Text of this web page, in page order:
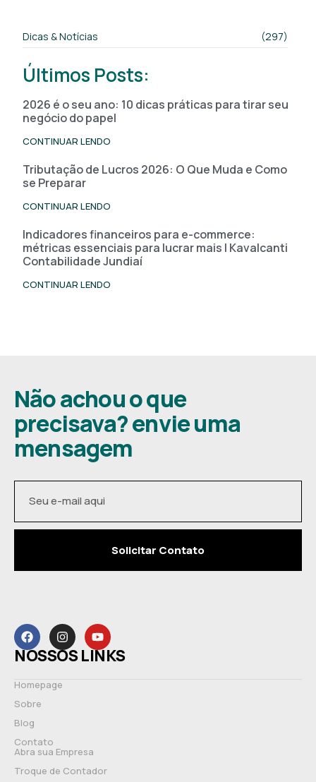
Dicas & Notícias (297)
Últimos Posts:
2026 é o seu ano: 10 dicas práticas para tirar seu
negócio do papel
CONTINUAR LENDO
Tributação de Lucros 2026: O Que Muda e Como
se Preparar
CONTINUAR LENDO
Indicadores financeiros para e-commerce:
métricas essenciais para lucrar mais | Kavalcanti
Contabilidade Jundiaí
CONTINUAR LENDO
Não achou o que
precisava? envie uma
mensagem
Solicitar Contato
NOSSOS LINKS
Homepage
Sobre
Blog
Contato
Abra sua Empresa
Troque de Contador